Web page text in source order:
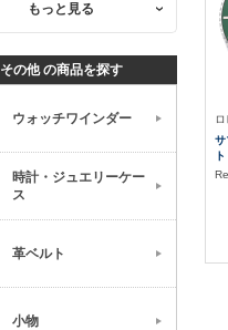
サ
ト
もっと見る
その他 の商品を探す
ウォッチワインダー
時計・ジュエリーケー
ス
革ベルト
小物